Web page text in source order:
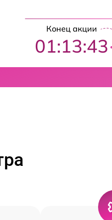
Конец акции
01:13:43